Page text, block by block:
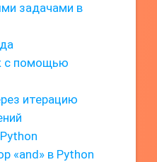
задачами в
с помощью
итерацию
«and» в Python